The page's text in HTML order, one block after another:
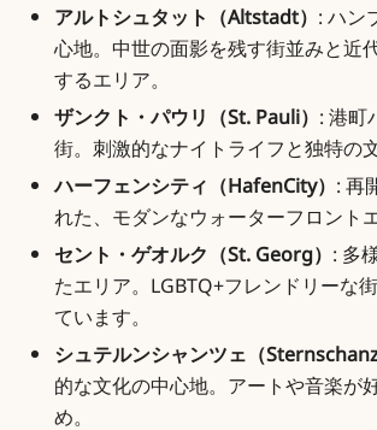
アルトシュタット（Altstadt） : ハン
心地。中世の面影を残す街並みと近
するエリア。
ザンクト・パウリ（St. Pauli） : 港町
街。刺激的なナイトライフと独特の
ハーフェンシティ（HafenCity） : 再
れた、モダンなウォーターフロント
セント・ゲオルク（St. Georg） : 多
たエリア。LGBTQ+フレンドリーな
ています。
シュテルンシャンツェ（
的な文化の中心地。アートや音楽が